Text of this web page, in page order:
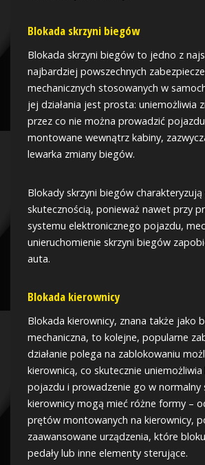
Blokada skrzyni biegów
Blokada skrzyni biegów to jedno z
najbardziej powszechnych
mechanicznych stosowanych w
jej działania jest prosta: uniemożliwia
przez co nie można prowadzić
montowane wewnątrz kabiny,
lewarka zmiany biegów.
Blokady skrzyni biegów charakteryzują
skutecznością, ponieważ nawet przy
systemu elektronicznego pojazdu,
unieruchomienie skrzyni biegów
auta.
Blokada kierownicy
Blokada kierownicy, znana także jako
mechaniczna, to kolejne, popularne
działanie polega na zablokowaniu
kierownicą, co skutecznie uniemożliwia
pojazdu i prowadzenie go w normalny
kierownicy mogą mieć różne formy –
prętów montowanych na kierownicy,
zaawansowane urządzenia, które
pedały lub inne elementy sterujące.